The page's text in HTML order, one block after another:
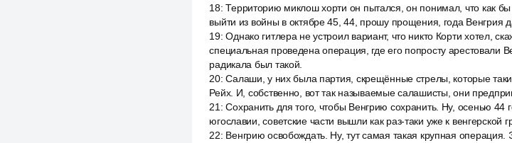
18:Территорию миклош хорти он пытался, он понимал, что как
выйти из войны в октябре 45, 44, прошу прощения, года Венгрия
19:Однако гитлера не устроил вариант, что никто Корти хотел,
специальная проведена операция, где его попросту арестовали
радикала был такой.
20:Салаши, у них была партия, скрещённые стрелы, которые
Рейх. И, собственно, вот так называемые салашисты, они
21 :Сохранить для того, чтобы Венгрию сохранить. Ну, осенью
югославии, советские части вышли как раз-таки уже к венгерской
22: Венгрию освобождать. Ну, тут самая такая крупная